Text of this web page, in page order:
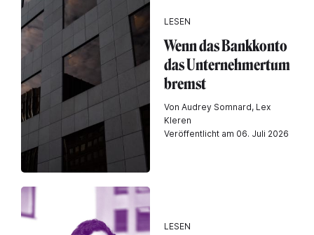
LESEN
Wenn das Bankkonto
das Unternehmertum
bremst
Von Audrey Somnard, Lex
Kleren
Veröffentlicht am 06. Juli 2026
LESEN